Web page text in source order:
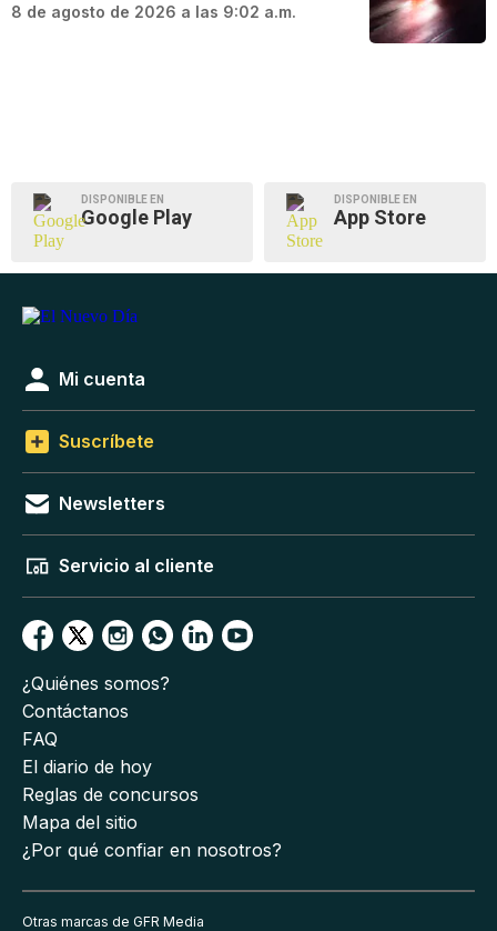
8 de agosto de 2026 a las 9:02 a.m.
DISPONIBLE EN
Google Play
DISPONIBLE EN
App Store
Mi cuenta
Suscríbete
Newsletters
Servicio al cliente
¿Quiénes somos?
Contáctanos
FAQ
El diario de hoy
Reglas de concursos
Mapa del sitio
¿Por qué confiar en nosotros?
Otras marcas de GFR Media